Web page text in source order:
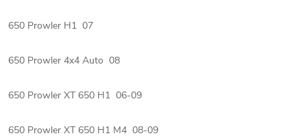
650 Prowler H1 07
650 Prowler 4x4 Auto 08
650 Prowler XT 650 H1 06-09
650 Prowler XT 650 H1 M4 08-09